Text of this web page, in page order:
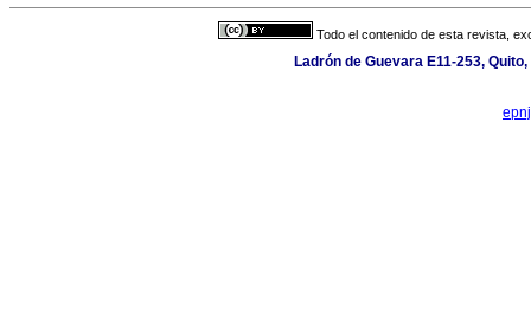
Todo el contenido de esta revista,
Ladrón de Guevara E11-253,